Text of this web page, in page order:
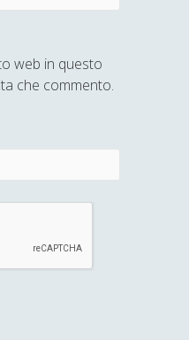
web in questo
che commento.